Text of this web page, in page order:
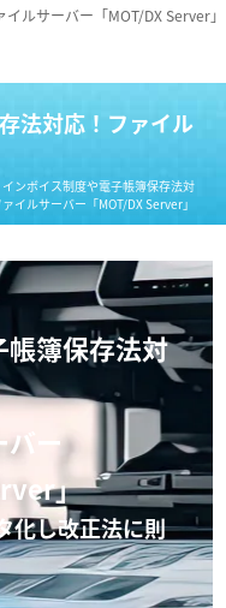
ルサーバー「MOT/DX Server」
法対応！ファイル
インボイス制度や電子帳簿保存法対
イルサーバー「MOT/DX Server」
帳簿保存法対
バー
」
化し改正法に則